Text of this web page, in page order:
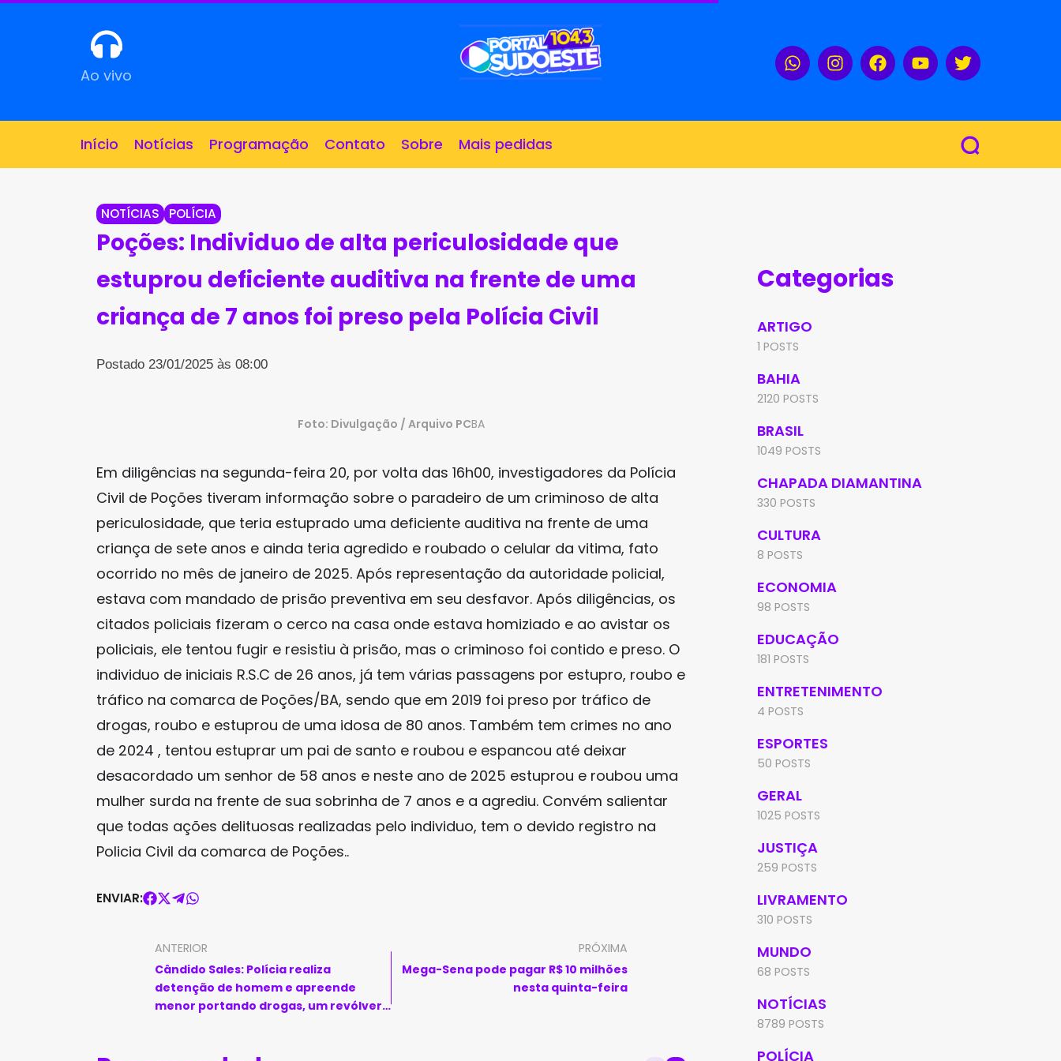
Ao vivo
Início Notícias Programação Contato Sobre Mais pedidas
NOTÍCIAS POLÍCIA
Poções: Individuo de alta periculosidade que
estuprou deficiente auditiva na frente de uma
criança de 7 anos foi preso pela Polícia Civil
Postado 23/01/2025 às 08:00
Foto: Divulgação / Arquivo PCBA
Em diligências na segunda-feira 20, por volta das 16h00, investigadores da Polícia
Civil de Poções tiveram informação sobre o paradeiro de um criminoso de alta
periculosidade, que teria estuprado uma deficiente auditiva na frente de uma
criança de sete anos e ainda teria agredido e roubado o celular da vitima, fato
ocorrido no mês de janeiro de 2025. Após representação da autoridade policial,
estava com mandado de prisão preventiva em seu desfavor. Após diligências, os
citados policiais fizeram o cerco na casa onde estava homiziado e ao avistar os
policiais, ele tentou fugir e resistiu à prisão, mas o criminoso foi contido e preso. O
individuo de iniciais R.S.C de 26 anos, já tem várias passagens por estupro, roubo e
tráfico na comarca de Poções/BA, sendo que em 2019 foi preso por tráfico de
drogas, roubo e estuprou de uma idosa de 80 anos. Também tem crimes no ano
de 2024 , tentou estuprar um pai de santo e roubou e espancou até deixar
desacordado um senhor de 58 anos e neste ano de 2025 estuprou e roubou uma
mulher surda na frente de sua sobrinha de 7 anos e a agrediu. Convém salientar
que todas ações delituosas realizadas pelo individuo, tem o devido registro na
Policia Civil da comarca de Poções..
ENVIAR:
ANTERIOR
Cândido Sales: Polícia realiza
detenção de homem e apreende
menor portando drogas, um revólver,
PRÓXIMA
Mega-Sena pode pagar R$ 10 milhões
nesta quinta-feira
Categorias
ARTIGO
1 POSTS
BAHIA
2120 POSTS
BRASIL
1049 POSTS
CHAPADA DIAMANTINA
330 POSTS
CULTURA
8 POSTS
ECONOMIA
98 POSTS
EDUCAÇÃO
181 POSTS
ENTRETENIMENTO
4 POSTS
ESPORTES
50 POSTS
GERAL
1025 POSTS
JUSTIÇA
259 POSTS
LIVRAMENTO
310 POSTS
MUNDO
68 POSTS
NOTÍCIAS
8789 POSTS
POLÍCIA